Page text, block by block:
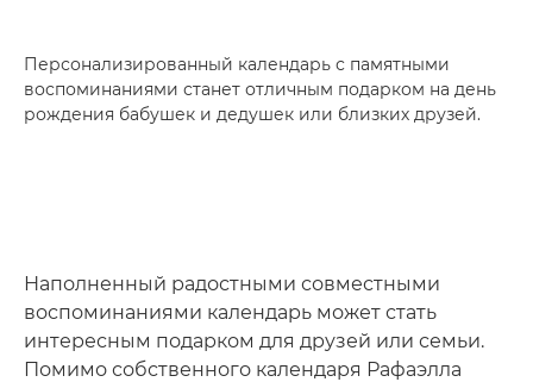
Персонализированный календарь с памятными
воспоминаниями станет отличным подарком на день
рождения бабушек и дедушек или близких друзей.
Наполненный радостными совместными
воспоминаниями календарь может стать
интересным подарком для друзей или семьи.
Помимо собственного календаря Рафаэлла